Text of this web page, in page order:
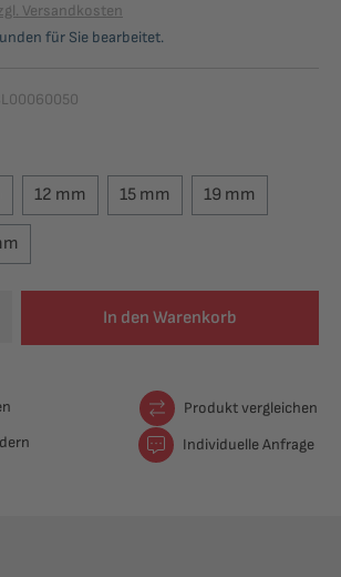
Versandkosten
für Sie bearbeitet.
12 mm 15 mm 19 mm
In den Warenkorb
Produkt vergleichen
Individuelle Anfrage